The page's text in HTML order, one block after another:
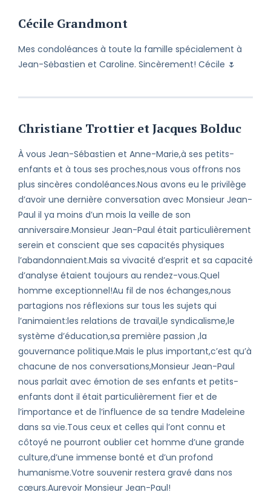
Cécile Grandmont
Mes condoléances à toute la famille spécialement à
Jean-Sėbastien et Caroline. Sincèrement! Cécile 🌷
Christiane Trottier et Jacques Bolduc
À vous Jean-Sébastien et Anne-Marie,à ses petits-
enfants et à tous ses proches,nous vous offrons nos
plus sincères condoléances.Nous avons eu le privilège
d’avoir une dernière conversation avec Monsieur Jean-
Paul il ya moins d’un mois la veille de son
anniversaire.Monsieur Jean-Paul était particulièrement
serein et conscient que ses capacités physiques
l’abandonnaient.Mais sa vivacité d’esprit et sa capacité
d’analyse étaient toujours au rendez-vous.Quel
homme exceptionnel!Au fil de nos échanges,nous
partagions nos réflexions sur tous les sujets qui
l’animaient:les relations de travail,le syndicalisme,le
système d’éducation,sa première passion ,la
gouvernance politique.Mais le plus important,c’est qu’à
chacune de nos conversations,Monsieur Jean-Paul
nous parlait avec émotion de ses enfants et petits-
enfants dont il était particulièrement fier et de
l’importance et de l’influence de sa tendre Madeleine
dans sa vie.Tous ceux et celles qui l’ont connu et
côtoyé ne pourront oublier cet homme d’une grande
culture,d’une immense bonté et d’un profond
humanisme.Votre souvenir restera gravé dans nos
cœurs.Aurevoir Monsieur Jean-Paul!